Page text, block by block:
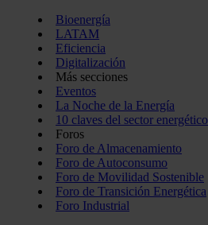
Bioenergía
LATAM
Eficiencia
Digitalización
Más secciones
Eventos
La Noche de la Energía
10 claves del sector energético
Foros
Foro de Almacenamiento
Foro de Autoconsumo
Foro de Movilidad Sostenible
Foro de Transición Energética
Foro Industrial